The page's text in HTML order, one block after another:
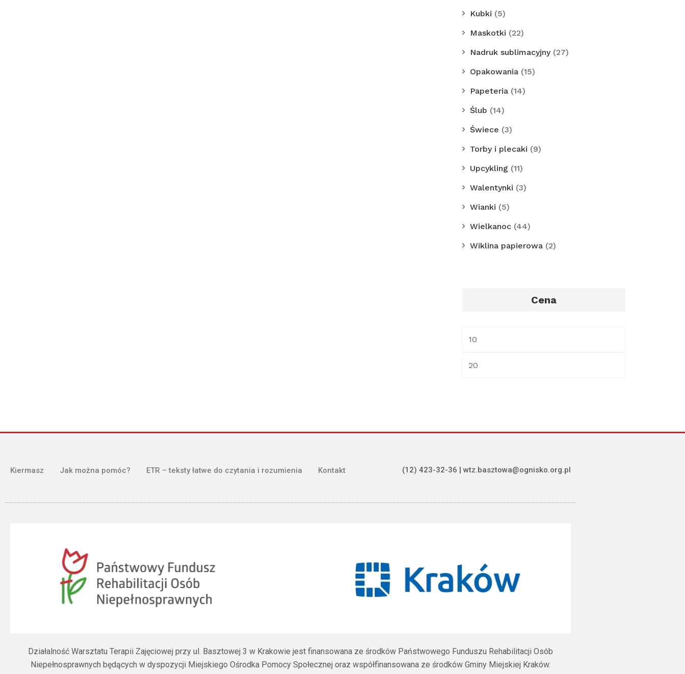
Kubki (5)
Maskotki (22)
Nadruk sublimacyjny (27)
Opakowania (15)
Papeteria (14)
Ślub (14)
Świece (3)
Torby i plecaki (9)
Upcykling (11)
Walentynki (3)
Wianki (5)
Wielkanoc (44)
Wiklina papierowa (2)
Cena
Kiermasz Jak można pomóc? ETR – teksty łatwe do czytania i rozumienia Kontakt (12) 423-32-36 | wtz.basztowa@ognisko.org.pl
Działalność Warsztatu Terapii Zajęciowej przy ul. Basztowej 3 w Krakowie jest finansowana ze środków Państwowego Funduszu Rehabilitacji Osób
Niepełnosprawnych będących w dyspozycji Miejskiego Ośrodka Pomocy Społecznej oraz współfinansowana ze środków Gminy Miejskiej Kraków.